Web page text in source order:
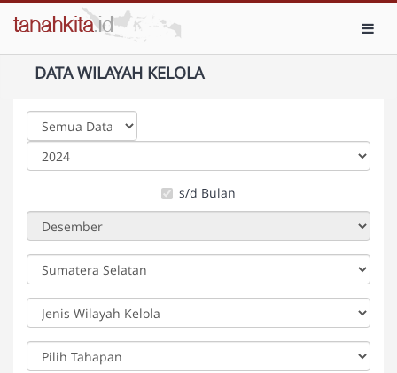
DATA WILAYAH KELOLA
s/d Bulan